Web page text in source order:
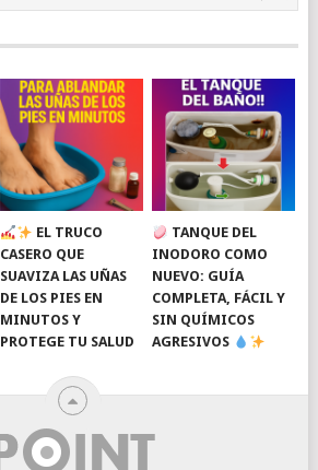
EL TRUCO
CASERO QUE
SUAVIZA LAS UÑAS
DE LOS PIES EN
MINUTOS Y
PROTEGE TU SALUD
TANQUE DEL
INODORO COMO
NUEVO: GUÍA
COMPLETA, FÁCIL Y
SIN QUÍMICOS
AGRESIVOS